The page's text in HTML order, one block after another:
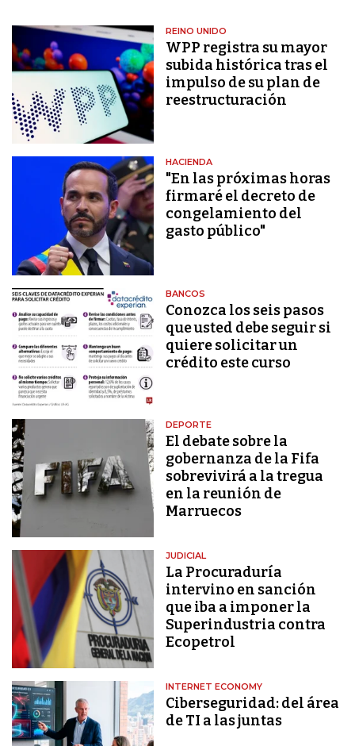
REINO UNIDO
WPP registra su mayor
subida histórica tras el
impulso de su plan de
reestructuración
HACIENDA
"En las próximas horas
firmaré el decreto de
congelamiento del
gasto público"
BANCOS
Conozca los seis pasos
que usted debe seguir si
quiere solicitar un
crédito este curso
DEPORTE
El debate sobre la
gobernanza de la Fifa
sobrevivirá a la tregua
en la reunión de
Marruecos
JUDICIAL
La Procuraduría
intervino en sanción
que iba a imponer la
Superindustria contra
Ecopetrol
INTERNET ECONOMY
Ciberseguridad: del área
de TI a las juntas